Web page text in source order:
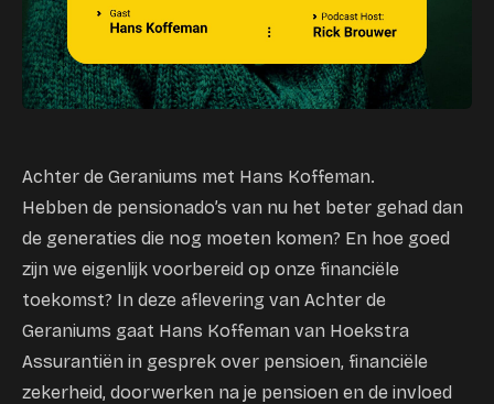
Achter de Geraniums met Hans Koffeman.
Hebben de pensionado’s van nu het beter gehad dan
de generaties die nog moeten komen? En hoe goed
zijn we eigenlijk voorbereid op onze financiële
toekomst? In deze aflevering van Achter de
Geraniums gaat Hans Koffeman van Hoekstra
Assurantiën in gesprek over pensioen, financiële
zekerheid, doorwerken na je pensioen en de invloed